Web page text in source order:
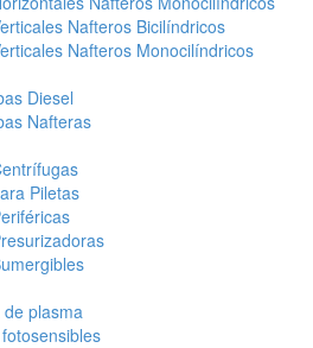
Nafteros Bicilíndricos
Nafteros Monocilíndricos
Diesel
Nafteras
Piletas
plasma